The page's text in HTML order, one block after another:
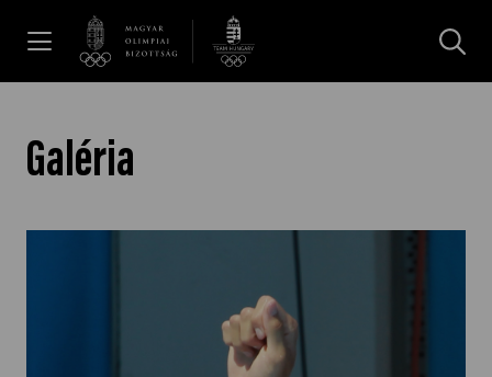
Los Angeles 2028
Galéria